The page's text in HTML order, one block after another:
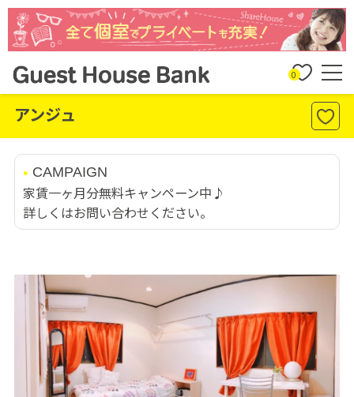
0
アンジュ
CAMPAIGN
家賃一ヶ月分無料キャンペーン中♪
詳しくはお問い合わせください。